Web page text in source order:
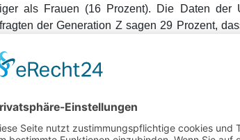
als Frauen (16 Prozent). Die Daten der
der Generation Z sagen 29 Prozent,
den älteren Generationen das Interesse
Wintersportler hierzulande ist durch die
Schlitten, Wintersportbekleidung. Dies
oder ländlicher Umgebung (17 Prozent).